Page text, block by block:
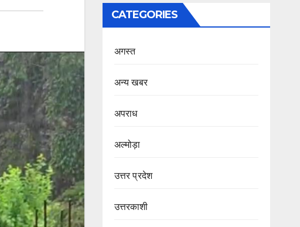
CATEGORIES
अगस्त
अन्य खबर
अपराध
अल्मोड़ा
उत्तर प्रदेश
उत्तरकाशी